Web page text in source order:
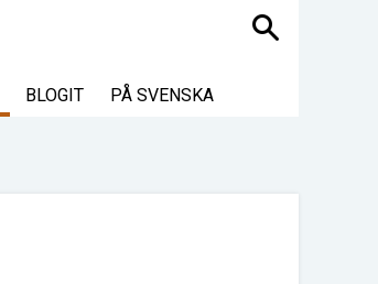
Haku
BLOGIT PÅ SVENSKA